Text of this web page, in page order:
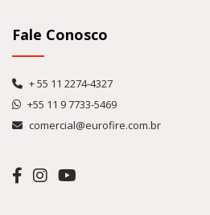
Fale Conosco
+ 55 11 2274-4327
+55 11 9 7733-5469
comercial@eurofire.com.br